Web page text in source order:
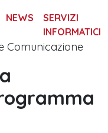
NEWS
SERVIZI
INFORMATICI
Comunicazione